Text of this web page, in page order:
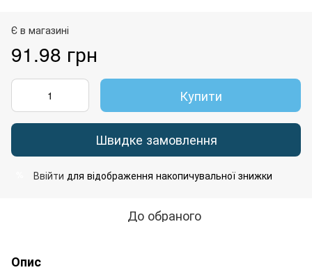
Є в магазині
91.98 грн
Купити
Швидке замовлення
Ввійти для відображення накопичувальної знижки
До обраного
Опис